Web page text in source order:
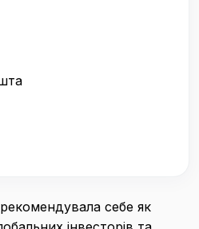
себе як